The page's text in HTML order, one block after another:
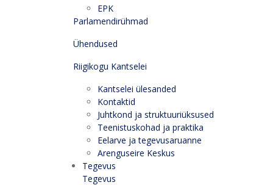
EPK
Parlamendirühmad
Ühendused
Riigikogu Kantselei
Kantselei ülesanded
Kontaktid
Juhtkond ja struktuuriüksused
Teenistuskohad ja praktika
Eelarve ja tegevusaruanne
Arenguseire Keskus
Tegevus
Tegevus